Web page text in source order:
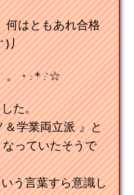
何はともあれ合格
丿
・:＊:`☆
た。
＆学業両立派 』と
っていたそうで
う言葉すら意識し